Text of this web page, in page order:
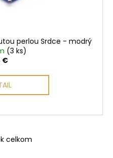
perlou Srdce - modrý
(3 ks)
€
Ocelkom